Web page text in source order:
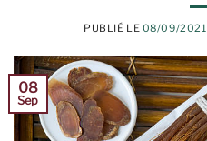
PUBLIÉ LE 08/09/2021
08
Sep